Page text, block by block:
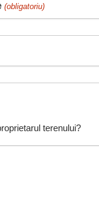
(obligatoriu)
terenului?